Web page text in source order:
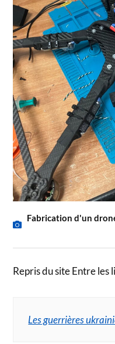
Fabrication d'un
Repris du site Entre les
Les guerrières